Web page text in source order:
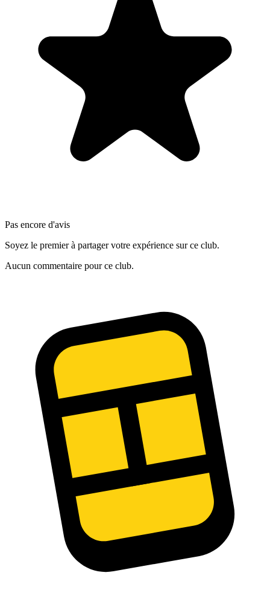
Pas encore d'avis
Soyez le premier à partager votre expérience sur ce club.
Aucun commentaire pour ce club.